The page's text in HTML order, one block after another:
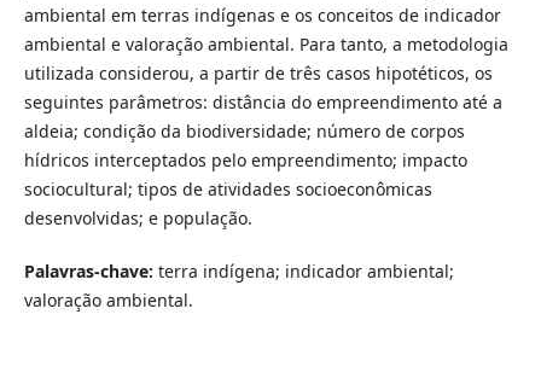
ambiental em terras indígenas e os conceitos de indicador
ambiental e valoração ambiental. Para tanto, a metodologia
utilizada considerou, a partir de três casos hipotéticos, os
seguintes parâmetros: distância do empreendimento até a
aldeia; condição da biodiversidade; número de corpos
hídricos interceptados pelo empreendimento; impacto
sociocultural; tipos de atividades socioeconômicas
desenvolvidas; e população.
Palavras-chave: terra indígena; indicador ambiental;
valoração ambiental.